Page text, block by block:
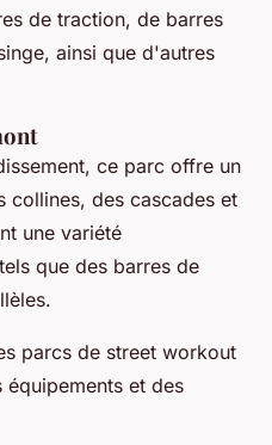
de traction, de barres
ainsi que d'autres
ce parc offre un
collines, des cascades et
une variété
que des barres de
parcs de street workout
et des